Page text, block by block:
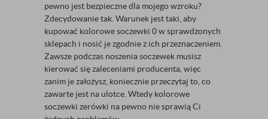
pewno jest bezpieczne dla mojego wzroku?
Zdecydowanie tak. Warunek jest taki, aby
kupować kolorowe soczewki 0 w sprawdzonych
sklepach i nosić je zgodnie z ich przeznaczeniem.
Zawsze podczas noszenia soczewek musisz
kierować się zaleceniami producenta, więc
zanim je założysz, koniecznie przeczytaj to, co
zawarte jest na ulotce. Wtedy kolorowe
soczewki zerówki na pewno nie sprawią Ci